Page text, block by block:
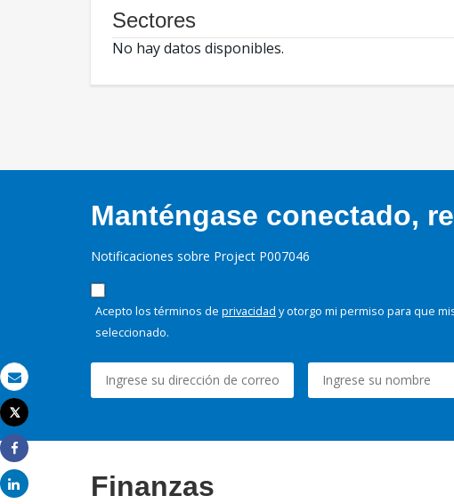
Correo electrónico
Imprimir
Tweet
Share
Share
Sectores
No hay datos disponibles.
Manténgase conectado,
Notificaciones sobre Project P007046
Acepto los términos de privacidad y otorgo mi permiso para que
seleccionado.
Finanzas